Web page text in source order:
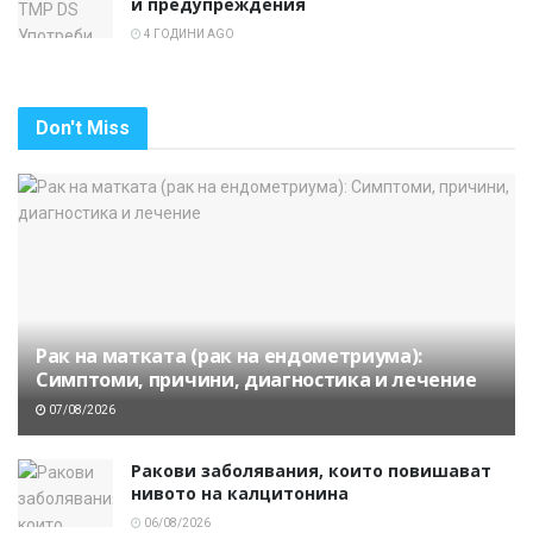
4 ГОДИНИ AGO
Don't Miss
Рак на матката (рак на ендометриума):
Симптоми, причини, диагностика и лечение
07/08/2026
Ракови заболявания, които повишават
нивото на калцитонина
06/08/2026